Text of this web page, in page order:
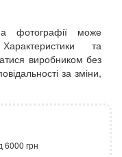
фотографії може
та
виробником без
за зміни,
6000 грн